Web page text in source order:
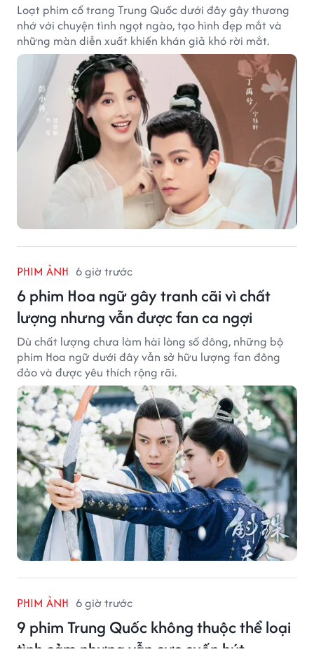
Loạt phim cổ trang Trung Quốc dưới đây gây thương
nhớ với chuyện tình ngọt ngào, tạo hình đẹp mắt và
những màn diễn xuất khiến khán giả khó rời mắt.
PHIM ẢNH 6 giờ trước
6 phim Hoa ngữ gây tranh cãi vì chất
lượng nhưng vẫn được fan ca ngợi
Dù chất lượng chưa làm hài lòng số đông, những bộ
phim Hoa ngữ dưới đây vẫn sở hữu lượng fan đông
đảo và được yêu thích rộng rãi.
PHIM ẢNH 6 giờ trước
9 phim Trung Quốc không thuộc thể loại
tình cảm nhưng vẫn cực cuốn hút